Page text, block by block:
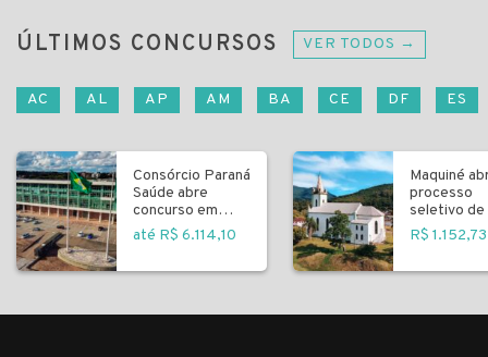
ÚLTIMOS CONCURSOS VER TODOS →
AC AL AP AM BA CE DF ES
Consórcio Paraná
Saúde abre
concurso em
Curitiba
até R$ 6.114,10
Maquiné
processo
seletivo de
R$ 1.152,73